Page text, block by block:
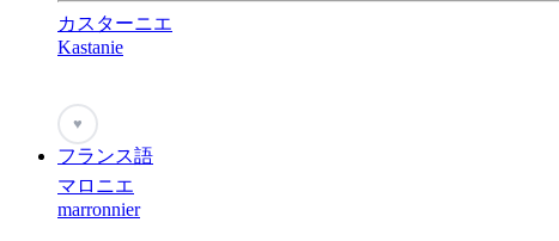
カスターニエ
Kastanie
♥
フランス語
マロニエ
marronnier